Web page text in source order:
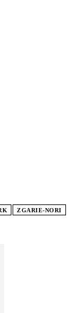
ZGARIE-NORI